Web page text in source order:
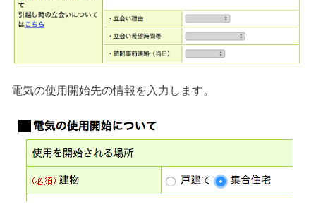
電気の使用開始先の情報を入力します。